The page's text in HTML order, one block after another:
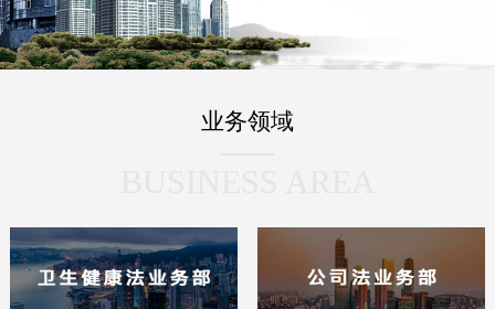
府及企事业法律顾问，刑事辩护等领
域。“天霜”凝聚了多名拥有十至三十
曾有多年法院工作经历的骨干律师。
霜”在成立之初就已引起广泛关注，并
享实力雄厚之先机。
业务领域